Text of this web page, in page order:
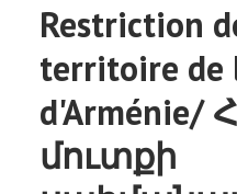
ACTUALITÉ
COMMUNAUTÉ
EVÉNEMENTS
Restriction
territoire de
մուտքի